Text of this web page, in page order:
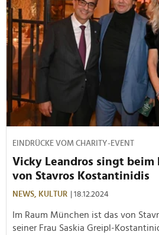
EINDRÜCKE VOM CHARITY-EVENT
Vicky Leandros singt beim
von Stavros Kostantinidis
NEWS, KULTUR | 18.12.2024
Im Raum München ist das von
seiner Frau Saskia Greipl-